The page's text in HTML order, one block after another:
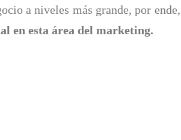
a niveles más grande, por ende,
en esta área del marketing.